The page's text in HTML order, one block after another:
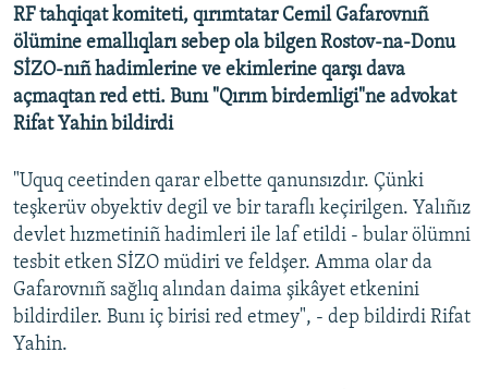
SÜRET
BLOGLAR
FİKİR
Українською
QOŞULIÑIZ!
RFE/RS bütün saytları
RF tahqiqat komiteti, qırımtatar Cemil Gafarovnıñ
ölümine emallıqları sebep ola bilgen Rostov-na-Donu
SİZO-nıñ hadimlerine ve ekimlerine qarşı dava
açmaqtan red etti. Bunı "Qırım birdemligi"ne advokat
Rifat Yahin bildirdi
"Uquq ceetinden qarar elbette qanunsızdır. Çünki
teşkerüv obyektiv degil ve bir taraflı keçirilgen. Yalıñız
devlet hızmetiniñ hadimleri ile laf etildi - bular ölümni
tesbit etken SİZO müdiri ve feldşer. Amma olar da
Gafarovnıñ sağlıq alından daima şikâyet etkenini
bildirdiler. Bunı iç birisi red etmey", - dep bildirdi Rifat
Yahin.